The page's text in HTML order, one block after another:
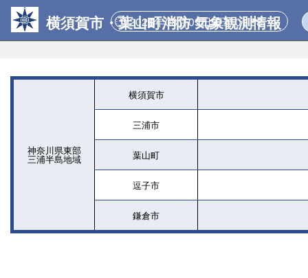
横須賀市・葉山町消防 気象観測情報
2026年08月09日 (日) 01:58
神奈川県東部
三浦半島地域
横須賀市
三浦市
葉山町
逗子市
鎌倉市